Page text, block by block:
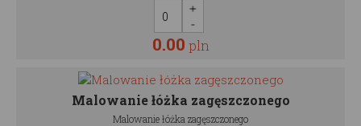
0.00 pln
Malowanie łóżka zagęszczonego
Malowanie łóżka zagęszczonego